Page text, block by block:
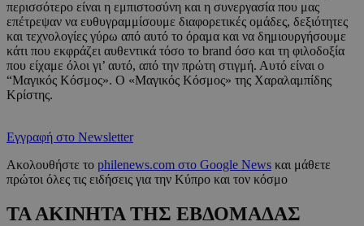
περισσότερο είναι η εμπιστοσύνη και η συνεργασία που μας
επέτρεψαν να ευθυγραμμίσουμε διαφορετικές ομάδες, δεξιότητες
και τεχνολογίες γύρω από αυτό το όραμα και να δημιουργήσουμε
κάτι που εκφράζει αυθεντικά τόσο το brand όσο και τη φιλοδοξία
που είχαμε όλοι γι’ αυτό, από την πρώτη στιγμή. Αυτό είναι ο
“Μαγικός Κόσμος». O «Μαγικός Κόσμος» της Χαραλαμπίδης
Κρίστης.
Εγγραφή στο Newsletter
Ακολουθήστε το philenews.com στο Google News και μάθετε
πρώτοι όλες τις ειδήσεις για την Κύπρο και τον κόσμο
ΤΑ ΑΚΙΝΗΤΑ ΤΗΣ ΕΒΔΟΜΑΔΑΣ